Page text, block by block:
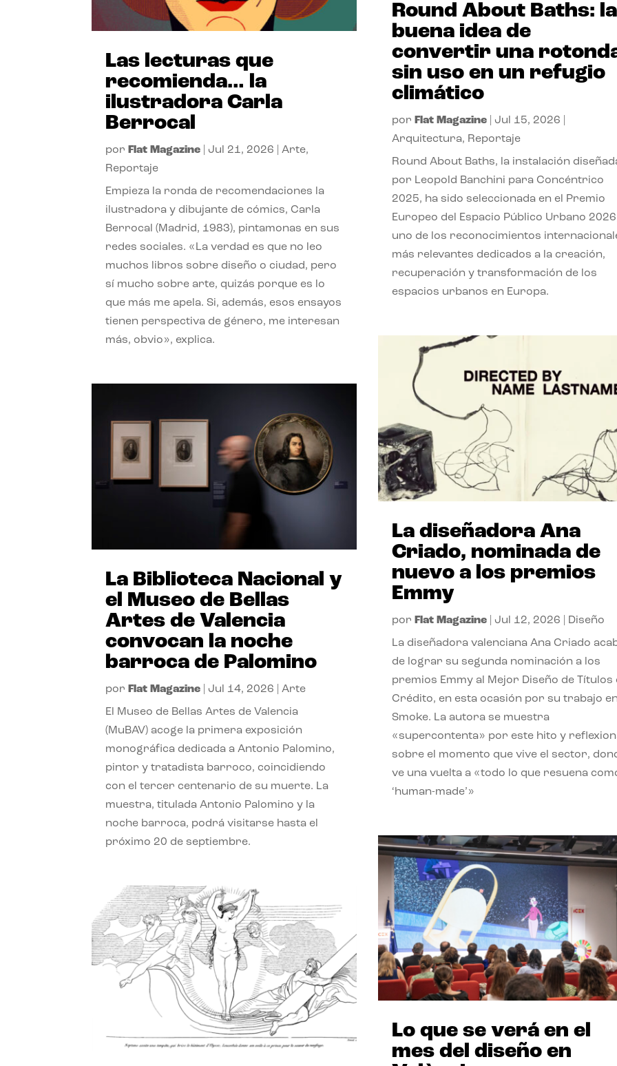
Las lecturas que
recomienda… la
ilustradora Carla
Berrocal
por Flat Magazine Jul 21, 2026 |Arte,
Reportaje
Empieza la ronda de recomendaciones la
ilustradora y dibujante de cómics, Carla
Berrocal (Madrid, 1983), pintamonas en sus
redes sociales. «La verdad es que no leo
muchos libros sobre diseño o ciudad, pero
sí mucho sobre arte, quizás porque es lo
que más me apela. Si, además, esos ensayos
tienen perspectiva de género, me interesan
más, obvio», explica.
La Biblioteca Nacional y
el Museo de Bellas
Artes de Valencia
convocan la noche
barroca de Palomino
por Flat Magazine Jul 14, 2026 |Arte
El Museo de Bellas Artes de Valencia
(MuBAV) acoge la primera exposición
monográfica dedicada a Antonio Palomino,
pintor y tratadista barroco, coincidiendo
con el tercer centenario de su muerte. La
muestra, titulada Antonio Palomino y la
noche barroca, podrá visitarse hasta el
próximo 20 de septiembre.
Round About Baths: la
buena idea de
convertir una
sin uso en un refugio
climático
por Flat Magazine| Jul 15, 2026
Arquitectura, Reportaje
Round About Baths, la instalación
por Leopold Banchini para Concéntrico
2025, ha sido seleccionada en el Premio
Europeo del Espacio Público Urbano
uno de los reconocimientos
más relevantes dedicados a la creación,
recuperación y transformación de los
espacios urbanos en Europa.
La diseñadora Ana
Criado, nominada de
nuevo a los premios
Emmy
por Flat Magazine| Jul 12, 2026 Diseño
La diseñadora valenciana Ana Criado
de lograr su segunda nominación a los
premios Emmy al Mejor Diseño de Títulos
Crédito, en esta ocasión por su trabajo
Smoke. La autora se muestra
«supercontenta» por este hito y
sobre el momento que vive el sector,
ve una vuelta a «todo lo que resuena
‘human-made’»
Lo que se verá en el
mes del diseño en